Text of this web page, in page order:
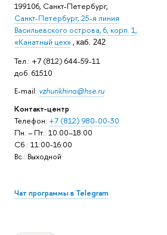
199106, Санкт-Петербург,
Санкт-Петербург, 25-я линия
Васильевского острова, 6, корп. 1,
«Канатный цех», каб. 242
Тел.: +7 (812) 644-59-11
доб. 61510
E-mail: vzhurikhina@hse.ru
Контакт-центр
Телефон: +7 (812) 980-00-30
Пн. – Пт.: 10:00–18:00
Сб.: 11:00-16:00
Вс.: Выходной
Чат программы в Telegram